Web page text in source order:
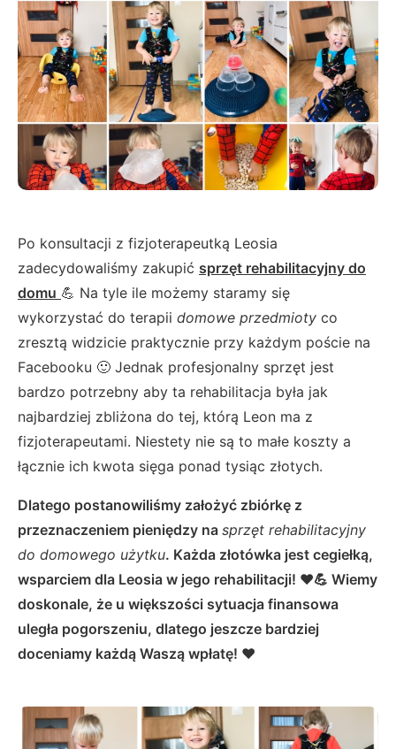
Po konsultacji z fizjoterapeutką Leosia
zadecydowaliśmy zakupić sprzęt rehabilitacyjny do
domu 💪 Na tyle ile możemy staramy się
wykorzystać do terapii domowe przedmioty co
zresztą widzicie praktycznie przy każdym poście na
Facebooku 🙂 Jednak profesjonalny sprzęt jest
bardzo potrzebny aby ta rehabilitacja była jak
najbardziej zbliżona do tej, którą Leon ma z
fizjoterapeutami. Niestety nie są to małe koszty a
łącznie ich kwota sięga ponad tysiąc złotych.
Dlatego postanowiliśmy założyć zbiórkę z
przeznaczeniem pieniędzy na sprzęt rehabilitacyjny
do domowego użytku. Każda złotówka jest cegiełką,
wsparciem dla Leosia w jego rehabilitacji! ❤️💪 Wiemy
doskonale, że u większości sytuacja finansowa
uległa pogorszeniu, dlatego jeszcze bardziej
doceniamy każdą Waszą wpłatę! ❤️